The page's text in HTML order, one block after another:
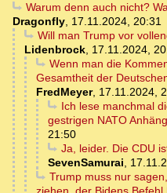
Warum denn auch nicht?
Dragonfly, 17.11.2024, 20:31
Will man Trump vor
Lidenbrock, 17.11.2024,
Wenn man die
Gesamtheit der
FredMeyer, 17.11.2024,
Ich lese manchmal
gestrigen NATO
21:50
Ja, leider. Die CDU
SevenSamurai,
Trump muss nur